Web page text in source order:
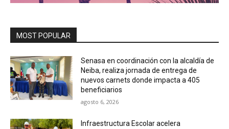
MOST POPULAR
Senasa en coordinación con la alcaldía de
Neiba, realiza jornada de entrega de
nuevos carnets donde impacta a 405
beneficiarios
agosto 6, 2026
Infraestructura Escolar acelera